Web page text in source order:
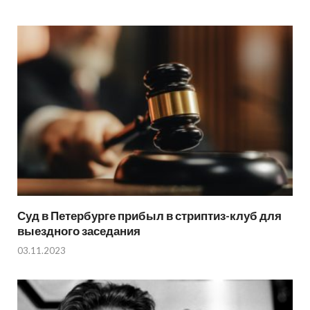
Суд в Петербурге прибыл в стриптиз-клуб для
выездного заседания
03.11.2023